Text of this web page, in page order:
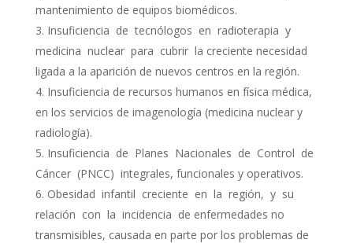
mantenimiento de equipos biomédicos.
Insuficiencia de tecnólogos en radioterapia y
medicina nuclear para cubrir la creciente necesidad
ligada a la aparición de nuevos centros en la región.
Insuficiencia de recursos humanos en física médica,
en los servicios de imagenología (medicina nuclear y
radiología).
Insuficiencia de Planes Nacionales de Control de
Cáncer (PNCC) integrales, funcionales y operativos.
Obesidad infantil creciente en la región, y su
relación con la incidencia de enfermedades no
transmisibles, causada en parte por los problemas de